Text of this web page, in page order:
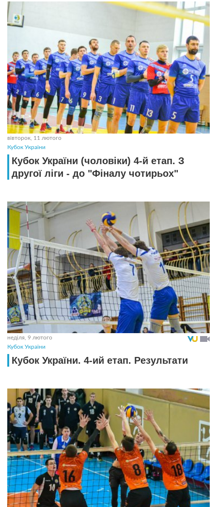
вівторок, 11 лютого
Кубок України
Кубок України (чоловіки) 4-й етап. З
другої ліги - до "Фіналу чотирьох"
неділя, 9 лютого
Кубок України
Кубок України. 4-ий етап. Результати